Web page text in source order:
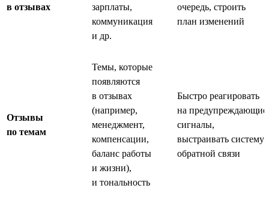
в отзывах
зарплаты,
коммуникация
и др.
очередь, строить
план изменений
Отзывы
по темам
Темы, которые
появляются
в отзывах
(например,
менеджмент,
компенсации,
баланс работы
и жизни),
и тональность
Быстро реагировать
на предупреждающие
сигналы,
выстраивать систему
обратной связи